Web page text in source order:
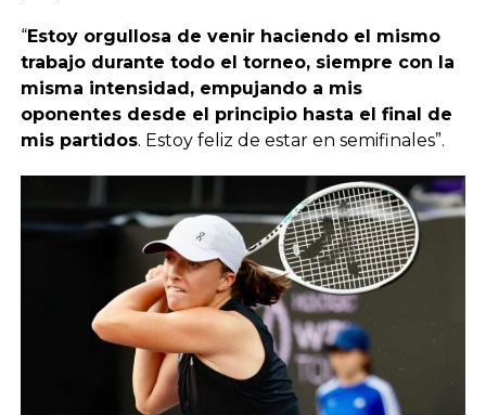
“Estoy orgullosa de venir haciendo el mismo
trabajo durante todo el torneo, siempre con la
misma intensidad, empujando a mis
oponentes desde el principio hasta el final de
mis partidos. Estoy feliz de estar en semifinales”.